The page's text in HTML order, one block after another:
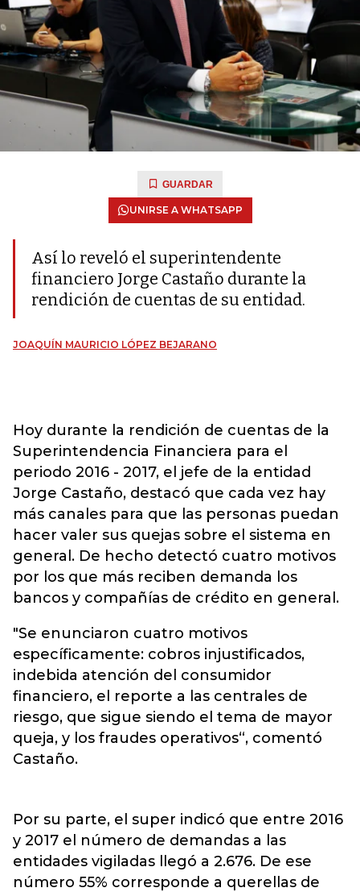
GUARDAR
UNIRSE A WHATSAPP
Así lo reveló el superintendente
financiero Jorge Castaño durante la
rendición de cuentas de su entidad.
JOAQUÍN MAURICIO LÓPEZ BEJARANO
Hoy durante la rendición de cuentas de la
Superintendencia Financiera para el
periodo 2016 - 2017, el jefe de la entidad
Jorge Castaño, destacó que cada vez hay
más canales para que las personas puedan
hacer valer sus quejas sobre el sistema en
general. De hecho detectó cuatro motivos
por los que más reciben demanda los
bancos y compañías de crédito en general.
"Se enunciaron cuatro motivos
específicamente: cobros injustificados,
indebida atención del consumidor
financiero, el reporte a las centrales de
riesgo, que sigue siendo el tema de mayor
queja, y los fraudes operativos“, comentó
Castaño.
Por su parte, el super indicó que entre 2016
y 2017 el número de demandas a las
entidades vigiladas llegó a 2.676. De ese
número 55% corresponde a querellas de